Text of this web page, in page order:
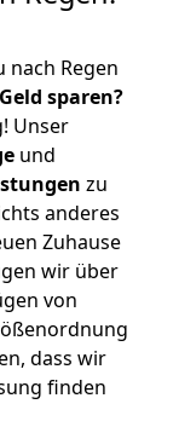
nach Regen
sparen?
Unser
und
zu
anderes
Zuhause
wir über
von
dass wir
finden